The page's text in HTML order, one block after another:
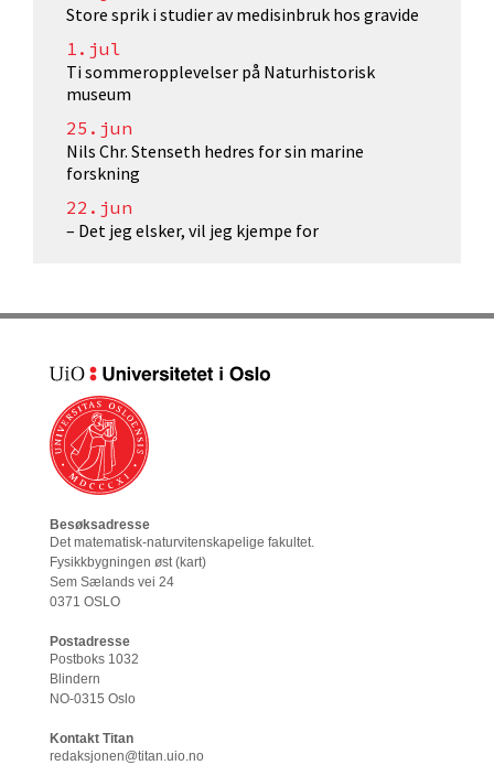
Store sprik i studier av medisinbruk hos gravide
1.jul
Ti sommeropplevelser på Naturhistorisk
museum
25.jun
Nils Chr. Stenseth hedres for sin marine
forskning
22.jun
– Det jeg elsker, vil jeg kjempe for
Besøksadresse
Det matematisk-naturvitenskapelige fakultet.
Fysikkbygningen øst (kart)
Sem Sælands vei 24
0371 OSLO
Postadresse
Postboks 1032
Blindern
NO-0315 Oslo
Kontakt Titan
redaksjonen@titan.uio.no